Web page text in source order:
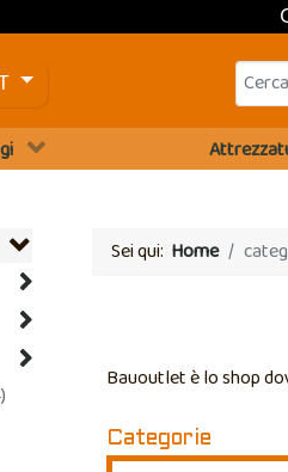
la tua lingua
Sei qui: Home
Bauoutlet è lo shop
Categorie